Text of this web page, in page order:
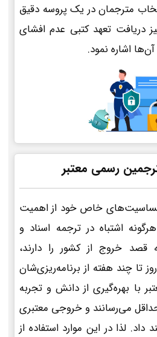
مترجمان در یک پروسه دقیق
دریافت تعهد کتبی عدم افشای
اشاره نمود.
رسمی معتبر
خاص خود از اهمیت
اشتباه در ترجمه اسناد و
قصد خروج از کشور را دارند،
تا چند هفته از برنامه‌ریزی‌شان
با بهره‌گیری از دانش و تجربه
می‌رسانند و خروجی معتبری
لذا در این موارد استفاده از